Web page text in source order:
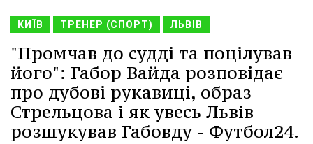
КИЇВ ТРЕНЕР (СПОРТ) ЛЬВІВ
"Промчав до судді та поцілував
його": Габор Вайда розповідає
про дубові рукавиці, образ
Стрельцова і як увесь Львів
розшукував Габовду - Футбол24.